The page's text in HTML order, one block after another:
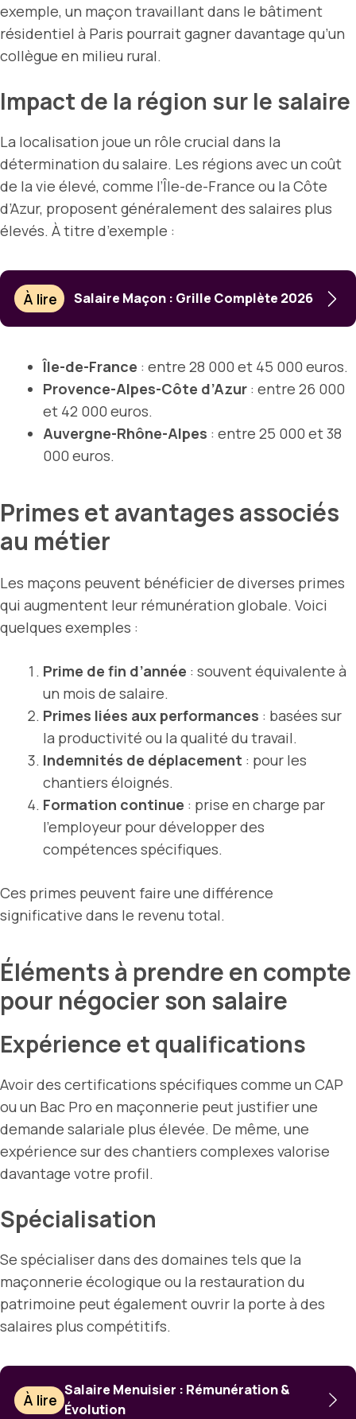
exemple, un maçon travaillant dans le bâtiment
résidentiel à Paris pourrait gagner davantage qu’un
collègue en milieu rural.
Impact de la région sur le salaire
La localisation joue un rôle crucial dans la
détermination du salaire. Les régions avec un coût
de la vie élevé, comme l’Île-de-France ou la Côte
d’Azur, proposent généralement des salaires plus
élevés. À titre d’exemple :
À lire Salaire Maçon : Grille Complète 2026
Île-de-France : entre 28 000 et 45 000 euros.
Provence-Alpes-Côte d’Azur : entre 26 000
et 42 000 euros.
Auvergne-Rhône-Alpes : entre 25 000 et 38
000 euros.
Primes et avantages associés
au métier
Les maçons peuvent bénéficier de diverses primes
qui augmentent leur rémunération globale. Voici
quelques exemples :
Prime de fin d’année : souvent équivalente à
un mois de salaire.
Primes liées aux performances : basées sur
la productivité ou la qualité du travail.
Indemnités de déplacement : pour les
chantiers éloignés.
Formation continue : prise en charge par
l’employeur pour développer des
compétences spécifiques.
Ces primes peuvent faire une différence
significative dans le revenu total.
Éléments à prendre en compte
pour négocier son salaire
Expérience et qualifications
Avoir des certifications spécifiques comme un CAP
ou un Bac Pro en maçonnerie peut justifier une
demande salariale plus élevée. De même, une
expérience sur des chantiers complexes valorise
davantage votre profil.
Spécialisation
Se spécialiser dans des domaines tels que la
maçonnerie écologique ou la restauration du
patrimoine peut également ouvrir la porte à des
salaires plus compétitifs.
À lire
Salaire Menuisier : Rémunération &
Évolution